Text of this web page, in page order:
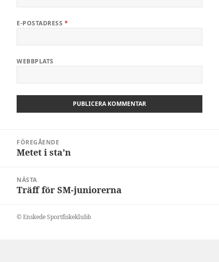
E-POSTADRESS *
WEBBPLATS
FÖREGÅENDE
Föregående
Metet i sta’n
NÄSTA
Nästa
Träff för SM-juniorerna
© Enskede Sportfiskeklubb